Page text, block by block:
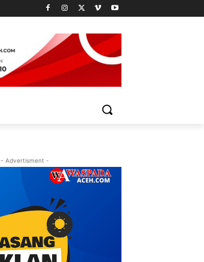
- Advertisment -